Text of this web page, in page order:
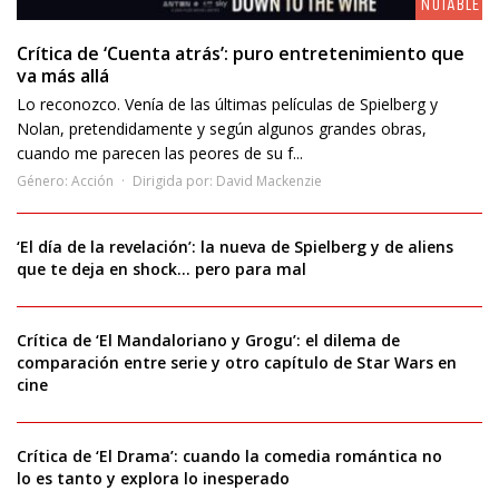
NOTABLE
Crítica de ‘Cuenta atrás’: puro entretenimiento que
va más allá
Lo reconozco. Venía de las últimas películas de Spielberg y
Nolan, pretendidamente y según algunos grandes obras,
cuando me parecen las peores de su f...
Género: Acción Dirigida por: David Mackenzie
‘El día de la revelación’: la nueva de Spielberg y de aliens
que te deja en shock… pero para mal
Crítica de ‘El Mandaloriano y Grogu’: el dilema de
comparación entre serie y otro capítulo de Star Wars en
cine
Crítica de ‘El Drama’: cuando la comedia romántica no
lo es tanto y explora lo inesperado